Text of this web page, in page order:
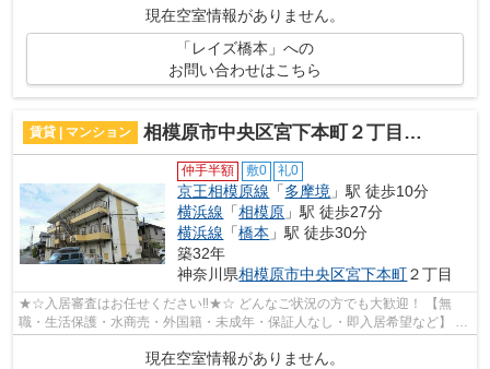
現在空室情報がありません。
「レイズ橋本」への
お問い合わせはこちら
賃貸 | マンション 相模原市中央区宮下本町２丁目のマンション
仲手半額 敷0 礼0
京王相模原線 「多摩境 」駅 徒歩10分
横浜線 「相模原 」駅 徒歩27分
横浜線 「橋本 」駅 徒歩30分
築32年
神奈川県相模原市中央区宮下本町２丁目
★☆入居審査はお任せください‼★☆ どんなご状況の方でも大歓迎！ 【無
職・生活保護・水商売・外国籍・未成年・保証人なし・即入居希望など】 ネ
現在空室情報がありません。